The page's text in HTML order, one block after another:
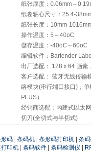
纸张厚度：0.06mm～
纸卷轴心尺寸：25.4-
纸张长度：10mm-
操作温度：5～40oC
儲存温度：-40oC～60oC
编辑软件：Bartender
出厂选配： 128 x 64 画素
客户选配： 蓝牙无线传输
络模块(串行端口接口)；
PLUS）
经销商选配：内建式以太
切刀(全切式与半切式)
码 条码机 条形码打印机
条
印机| 条码软件| 条码检测仪